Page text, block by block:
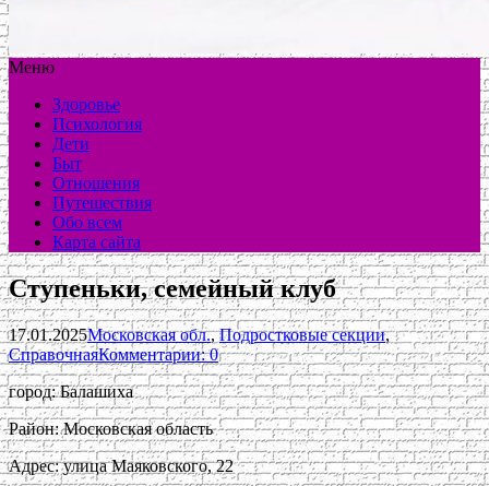
Меню
Здоровье
Психология
Дети
Быт
Отношения
Путешествия
Обо всем
Карта сайта
Ступеньки, семейный клуб
17.01.2025Московская обл.,Подростковые секции,
СправочнаяКомментарии: 0
город: Балашиха
Район: Московская область
Адрес: улица Маяковского, 22